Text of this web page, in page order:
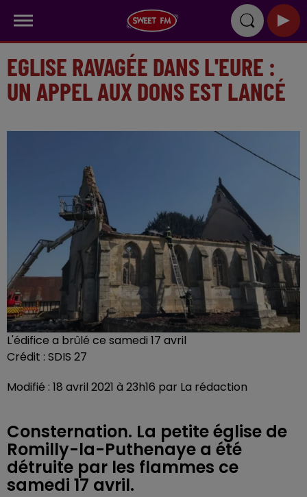
EGLISE RAVAGÉE DANS L'EURE :
UN APPEL AUX DONS EST LANCÉ
L'édifice a brûlé ce samedi 17 avril
Crédit : SDIS 27
Modifié : 18 avril 2021 à 23h16 par La rédaction
Consternation. La petite église de
Romilly-la-Puthenaye a été
détruite par les flammes ce
samedi 17 avril.